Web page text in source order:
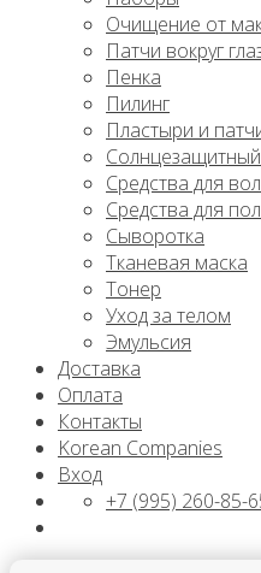
Очищение от
Патчи вокруг
Пенка
Пилинг
Пластыри и
Средства для
Средства для
Сыворотка
Тканевая маска
Тонер
Уход за телом
Эмульсия
Доставка
Оплата
Контакты
Korean Companies
Вход
+7 (995) 260-85-